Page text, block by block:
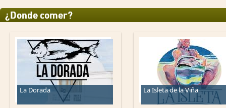
¿Donde comer?
La Dorada La Isleta de la Viña
Páginas